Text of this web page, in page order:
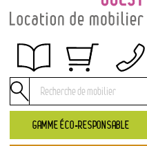
GAMME ÉCO-RESPONSABLE
Obtenir un devis
Conditions générales de
Conditions de règlement
Contact